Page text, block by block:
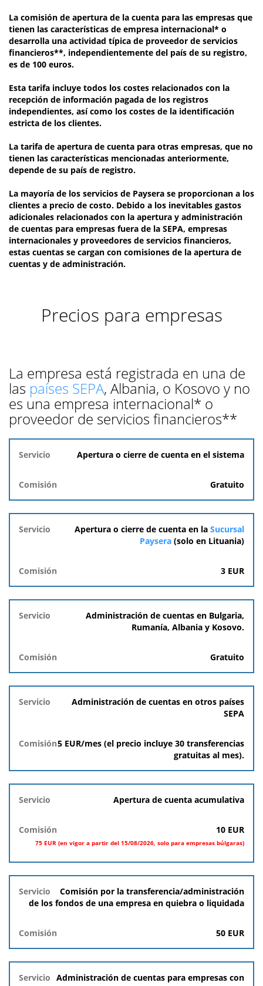
La comisión de apertura de la cuenta para las empresas que
tienen las características de empresa internacional* o
desarrolla una actividad típica de proveedor de servicios
financieros**, independientemente del país de su registro,
es de 100 euros.
Esta tarifa incluye todos los costes relacionados con la
recepción de información pagada de los registros
independientes, así como los costes de la identificación
estricta de los clientes.
La tarifa de apertura de cuenta para otras empresas, que no
tienen las características mencionadas anteriormente,
depende de su país de registro.
La mayoría de los servicios de Paysera se proporcionan a los
clientes a precio de costo. Debido a los inevitables gastos
adicionales relacionados con la apertura y administración
de cuentas para empresas fuera de la SEPA, empresas
internacionales y proveedores de servicios financieros,
estas cuentas se cargan con comisiones de la apertura de
cuentas y de administración.
Precios para empresas
La empresa está registrada en una de
las países SEPA, Albania, o Kosovo y no
es una empresa internacional* o
proveedor de servicios financieros**
Servicio
Comisión
Apertura o cierre de cuenta en el sistema
Gratuito
Apertura o cierre de cuenta en la Sucursal
Paysera (solo en Lituania)
3 EUR
Administración de cuentas en Bulgaria,
Rumanía, Albania y Kosovo.
Gratuito
Administración de cuentas en otros países
SEPA
5 EUR/mes (el precio incluye 30 transferencias
gratuitas al mes).
Apertura de cuenta acumulativa
10 EUR
75 EUR (en vigor a partir del 15/08/2026, solo para empresas búlgaras)
Comisión por la transferencia/administración
de los fondos de una empresa en quiebra o liquidada
50 EUR
Administración de cuentas para empresas con